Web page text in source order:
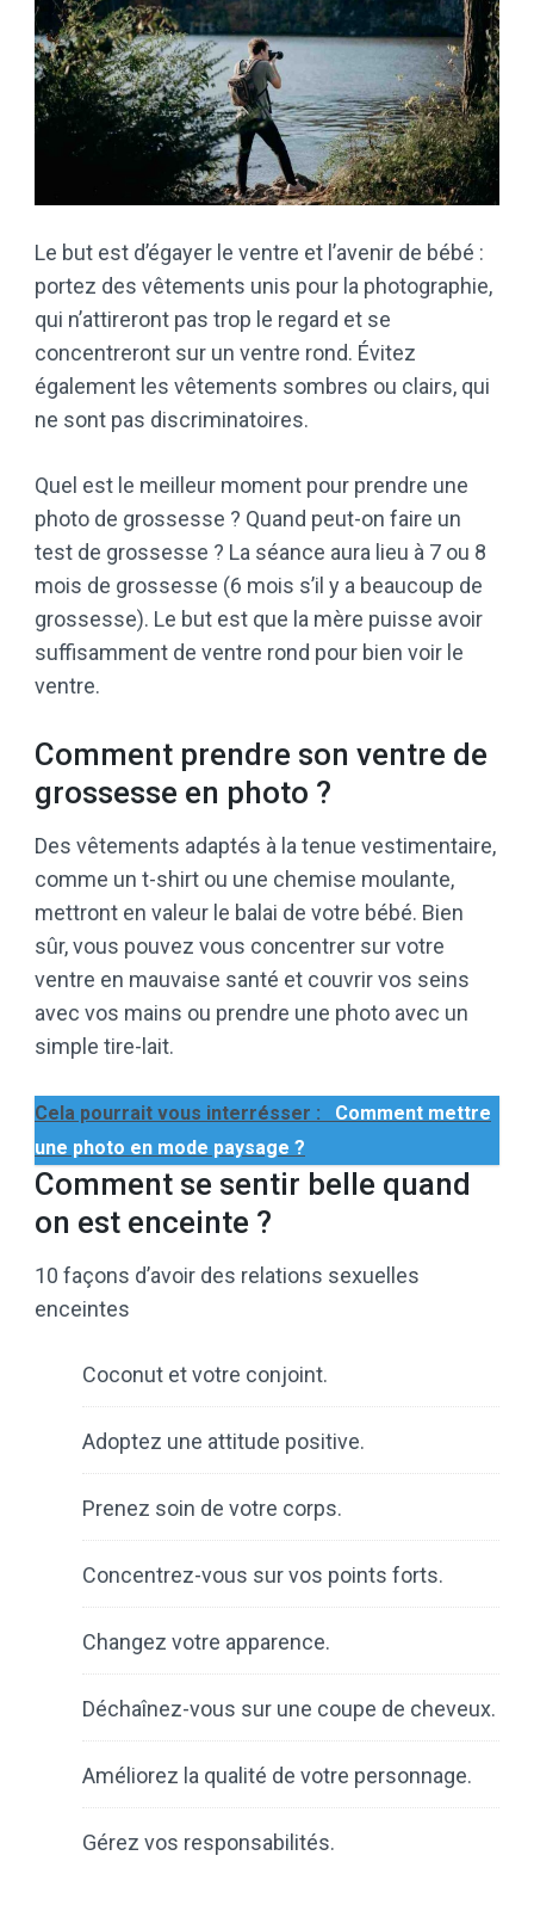
Le but est d’égayer le ventre et l’avenir de bébé :
portez des vêtements unis pour la photographie,
qui n’attireront pas trop le regard et se
concentreront sur un ventre rond. Évitez
également les vêtements sombres ou clairs, qui
ne sont pas discriminatoires.
Quel est le meilleur moment pour prendre une
photo de grossesse ? Quand peut-on faire un
test de grossesse ? La séance aura lieu à 7 ou 8
mois de grossesse (6 mois s’il y a beaucoup de
grossesse). Le but est que la mère puisse avoir
suffisamment de ventre rond pour bien voir le
ventre.
Comment prendre son ventre de
grossesse en photo ?
Des vêtements adaptés à la tenue vestimentaire,
comme un t-shirt ou une chemise moulante,
mettront en valeur le balai de votre bébé. Bien
sûr, vous pouvez vous concentrer sur votre
ventre en mauvaise santé et couvrir vos seins
avec vos mains ou prendre une photo avec un
simple tire-lait.
Cela pourrait vous interrésser :
Comment mettre
une photo en mode paysage ?
Comment se sentir belle quand
on est enceinte ?
10 façons d’avoir des relations sexuelles
enceintes
Coconut et votre conjoint.
Adoptez une attitude positive.
Prenez soin de votre corps.
Concentrez-vous sur vos points forts.
Changez votre apparence.
Déchaînez-vous sur une coupe de cheveux.
Améliorez la qualité de votre personnage.
Gérez vos responsabilités.